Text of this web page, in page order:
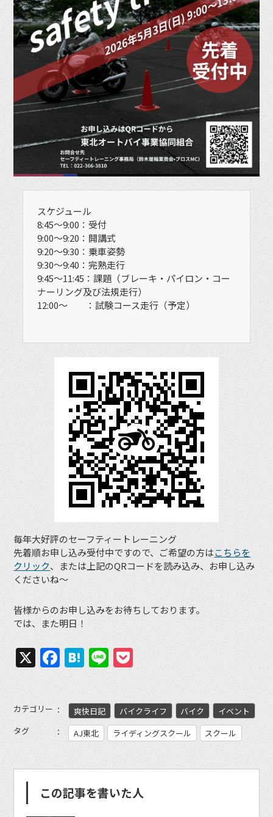
スケジュール
8:45〜9:00：受付
9:00〜9:20：開講式
9:20〜9:30：乗車姿勢
9:30〜9:40：完熟走行
9:45〜11:45：課題（ブレーキ・パイロン・コー
ナーリング及び法規走行）
12:00〜 ：試験コース走行（予定）
毎年大好評のセーフティートレーニング
先着順お申し込み受付中ですので、ご希望の方はこちらを
クリック、または上記のQRコードを読み込み、お申し込み
くださいね〜
皆様からのお申し込みをお待ちしております。
では、また明日！
X Facebook
Hatena
Line
カテゴリー 爽快日記 バイクライフ バイク
イベント
タグ
AJ東北 ライディングスクール スクール
この記事を書いた人